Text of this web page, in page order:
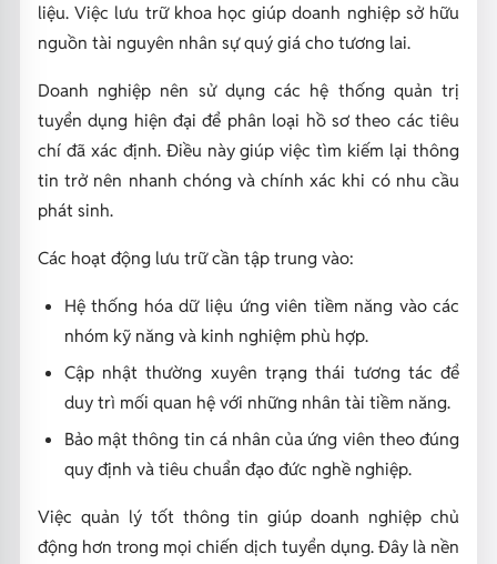
liệu. Việc lưu trữ khoa học giúp doanh nghiệp sở hữu
nguồn tài nguyên nhân sự quý giá cho tương lai.
Doanh nghiệp nên sử dụng các hệ thống quản trị
tuyển dụng hiện đại để phân loại hồ sơ theo các tiêu
chí đã xác định. Điều này giúp việc tìm kiếm lại thông
tin trở nên nhanh chóng và chính xác khi có nhu cầu
phát sinh.
Các hoạt động lưu trữ cần tập trung vào:
Hệ thống hóa dữ liệu ứng viên tiềm năng vào các
nhóm kỹ năng và kinh nghiệm phù hợp.
Cập nhật thường xuyên trạng thái tương tác để
duy trì mối quan hệ với những nhân tài tiềm năng.
Bảo mật thông tin cá nhân của ứng viên theo đúng
quy định và tiêu chuẩn đạo đức nghề nghiệp.
Việc quản lý tốt thông tin giúp doanh nghiệp chủ
động hơn trong mọi chiến dịch tuyển dụng. Đây là nền